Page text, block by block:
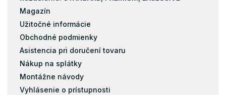
Magazín
Užitočné informácie
Obchodné podmienky
Asistencia pri doručení tovaru
Nákup na splátky
Montážne návody
Vyhlásenie o prístupnosti